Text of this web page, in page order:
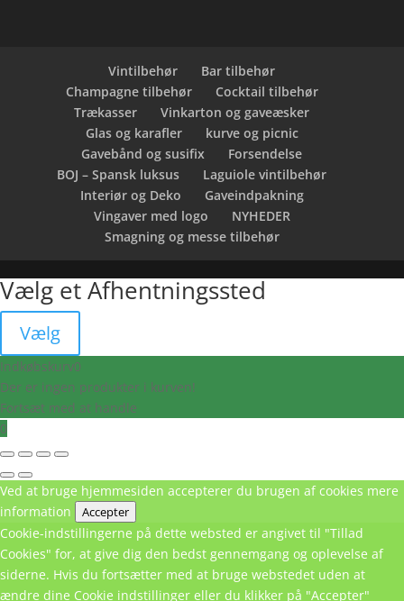
Vintilbehør
Bar tilbehør
Champagne tilbehør
Cocktail tilbehør
Trækasser
Vinkarton og gaveæsker
Glas og karafler
kurve og picnic
Gavebånd og susifix
Forsendelse
BOJ – Spansk luksus
Laguiole vintilbehør
Interiør og Deko
Gaveindpakning
Vingaver med logo
NYHEDER
Smagning og messe tilbehør
Vælg et Afhentningssted
Vælg
Indkøbskurv0
Der er ingen produkter i kurven!
Fortsæt med at handle
0
Ved at bruge hjemmesiden accepterer du brugen af cookies mere
information
Accepter
Cookie-indstillingerne på dette websted er angivet til "Tillad
Cookies" for, at give dig den bedst gennemgang og oplevelse af
siderne. Hvis du fortsætter med at bruge webstedet uden at
ændre dine Cookie indstillinger eller du klikker på "Accepter"